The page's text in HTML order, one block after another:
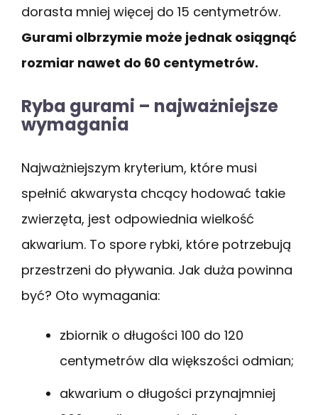
dorasta mniej więcej do 15 centymetrów.
Gurami olbrzymie może jednak osiągnąć
rozmiar nawet do 60 centymetrów.
Ryba gurami – najważniejsze
wymagania
Najważniejszym kryterium, które musi
spełnić akwarysta chcący hodować takie
zwierzęta, jest odpowiednia wielkość
akwarium. To spore rybki, które potrzebują
przestrzeni do pływania. Jak duża powinna
być? Oto wymagania:
zbiornik o długości 100 do 120
centymetrów dla większości odmian;
akwarium o długości przynajmniej